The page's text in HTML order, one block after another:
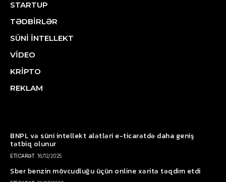
STARTUP
TƏDBİRLƏR
SÜNİ İNTELLEKT
VİDEO
KRİPTO
REKLAM
BNPL və süni intellekt alətləri e-ticarətdə daha geniş
tətbiq olunur
ETİCARƏT 16/12/2025
Sber benzin mövcudluğu üçün online xəritə təqdim etdi